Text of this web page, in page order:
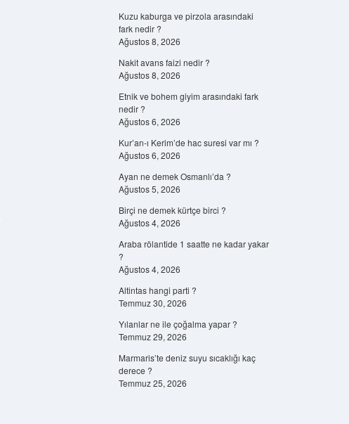
Kuzu kaburga ve pirzola arasındaki
fark nedir ?
Ağustos 8, 2026
Nakit avans faizi nedir ?
Ağustos 8, 2026
Etnik ve bohem giyim arasındaki fark
nedir ?
Ağustos 6, 2026
Kur’an-ı Kerim’de hac suresi var mı ?
Ağustos 6, 2026
Ayan ne demek Osmanlı’da ?
Ağustos 5, 2026
Birçi ne demek kürtçe birci ?
Ağustos 4, 2026
Araba rölantide 1 saatte ne kadar yakar
?
Ağustos 4, 2026
Altintas hangi parti ?
Temmuz 30, 2026
Yılanlar ne ile çoğalma yapar ?
Temmuz 29, 2026
Marmaris’te deniz suyu sıcaklığı kaç
derece ?
Temmuz 25, 2026